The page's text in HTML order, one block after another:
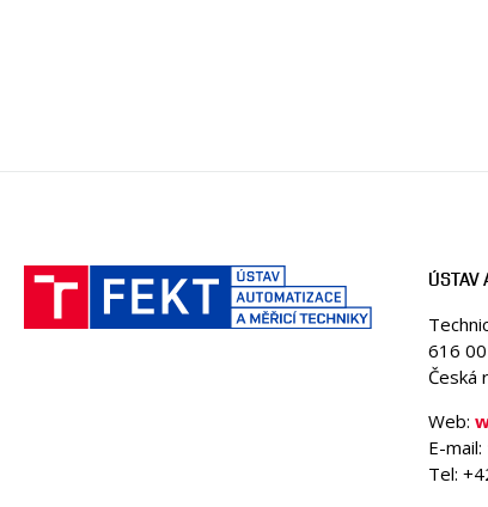
ÚSTAV
616
Česká
Web:
E-mail:
Tel: